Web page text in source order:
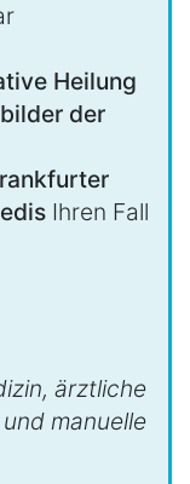
Heilung
der
Ihren Fall
ärztliche
manuelle